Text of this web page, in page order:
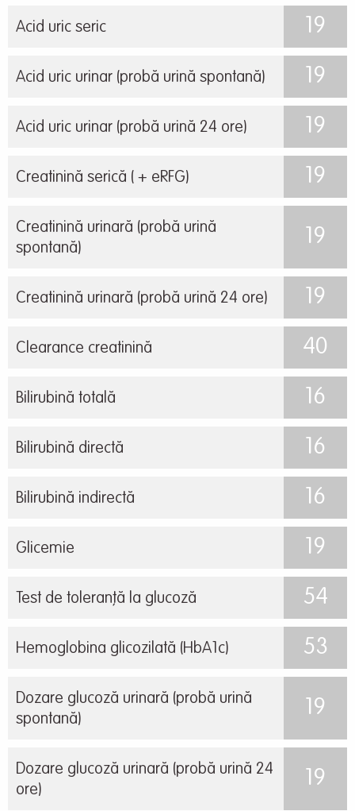
Acid uric seric 19
Acid uric urinar (probă urină spontană) 19
Acid uric urinar (probă urină 24 ore) 19
Creatinină serică ( + eRFG) 19
Creatinină urinară (probă urină
spontană)
19
Creatinină urinară (probă urină 24 ore) 19
Clearance creatinină 40
Bilirubină totală 16
Bilirubină directă 16
Bilirubină indirectă 16
Glicemie 19
Test de toleranță la glucoză 54
Hemoglobina glicozilată (HbA1c) 53
Dozare glucoză urinară (probă urină
spontană)
19
Dozare glucoză urinară (probă urină 24
ore)
19